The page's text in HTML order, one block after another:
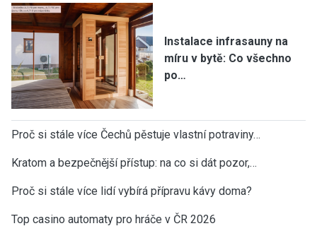
Instalace infrasauny na
míru v bytě: Co všechno
po…
Proč si stále více Čechů pěstuje vlastní potraviny…
Kratom a bezpečnější přístup: na co si dát pozor,…
Proč si stále více lidí vybírá přípravu kávy doma?
Top casino automaty pro hráče v ČR 2026